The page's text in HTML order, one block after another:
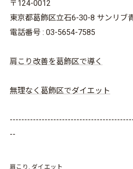
〒124-0012
東京都葛飾区立石6-30-8 サンリブ
電話番号 : 03-5654-7585
肩こり改善を葛飾区で導く
無理なく葛飾区でダイエット
--
肩こり ダイエット